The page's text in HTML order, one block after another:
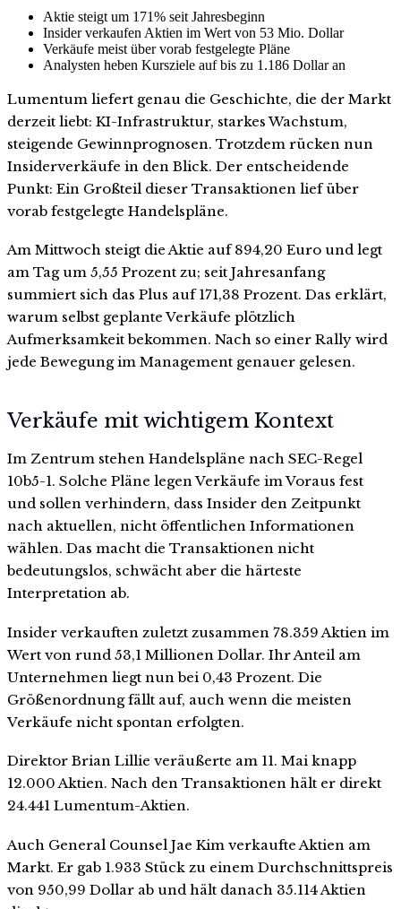
Aktie steigt um 171% seit Jahresbeginn
Insider verkaufen Aktien im Wert von 53 Mio. Dollar
Verkäufe meist über vorab festgelegte Pläne
Analysten heben Kursziele auf bis zu 1.186 Dollar an
Lumentum liefert genau die Geschichte, die der Markt
derzeit liebt: KI-Infrastruktur, starkes Wachstum,
steigende Gewinnprognosen. Trotzdem rücken nun
Insiderverkäufe in den Blick. Der entscheidende
Punkt: Ein Großteil dieser Transaktionen lief über
vorab festgelegte Handelspläne.
Am Mittwoch steigt die Aktie auf 894,20 Euro und legt
am Tag um 5,55 Prozent zu; seit Jahresanfang
summiert sich das Plus auf 171,38 Prozent. Das erklärt,
warum selbst geplante Verkäufe plötzlich
Aufmerksamkeit bekommen. Nach so einer Rally wird
jede Bewegung im Management genauer gelesen.
Verkäufe mit wichtigem Kontext
Im Zentrum stehen Handelspläne nach SEC-Regel
10b5-1. Solche Pläne legen Verkäufe im Voraus fest
und sollen verhindern, dass Insider den Zeitpunkt
nach aktuellen, nicht öffentlichen Informationen
wählen. Das macht die Transaktionen nicht
bedeutungslos, schwächt aber die härteste
Interpretation ab.
Insider verkauften zuletzt zusammen 78.359 Aktien im
Wert von rund 53,1 Millionen Dollar. Ihr Anteil am
Unternehmen liegt nun bei 0,43 Prozent. Die
Größenordnung fällt auf, auch wenn die meisten
Verkäufe nicht spontan erfolgten.
Direktor Brian Lillie veräußerte am 11. Mai knapp
12.000 Aktien. Nach den Transaktionen hält er direkt
24.441 Lumentum-Aktien.
Auch General Counsel Jae Kim verkaufte Aktien am
Markt. Er gab 1.933 Stück zu einem Durchschnittspreis
von 950,99 Dollar ab und hält danach 35.114 Aktien